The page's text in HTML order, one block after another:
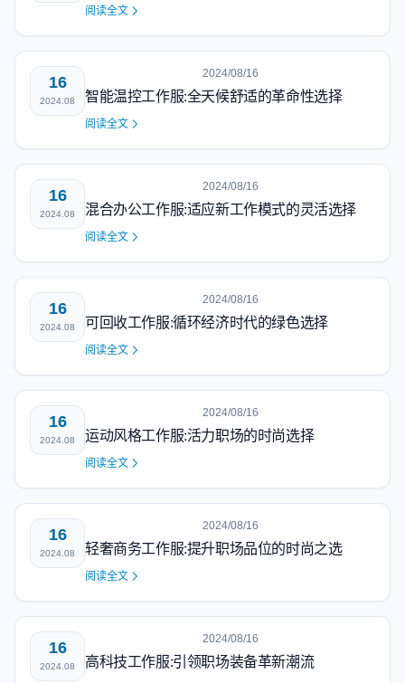
阅读全文
16
2024.08
2024/08/16
智能温控工作服:全天候舒适的革命性选择
阅读全文
16
2024.08
2024/08/16
混合办公工作服:适应新工作模式的灵活选择
阅读全文
16
2024.08
2024/08/16
可回收工作服:循环经济时代的绿色选择
阅读全文
16
2024.08
2024/08/16
运动风格工作服:活力职场的时尚选择
阅读全文
16
2024.08
2024/08/16
轻奢商务工作服:提升职场品位的时尚之选
阅读全文
16
2024.08
2024/08/16
高科技工作服:引领职场装备革新潮流